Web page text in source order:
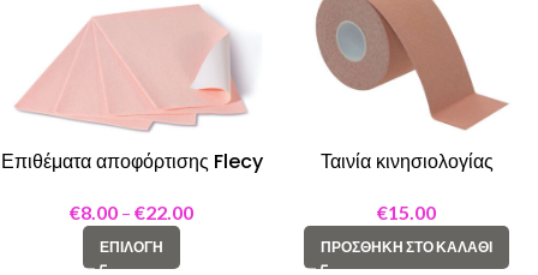
Επιθέματα αποφόρτισης Flecy
€8.00 – €22.00
ΕΠΙΛΟΓΉ
Ταινία κινησιολογίας
€15.00
ΠΡΟΣΘΉΚΗ ΣΤΟ ΚΑΛΆΘΙ